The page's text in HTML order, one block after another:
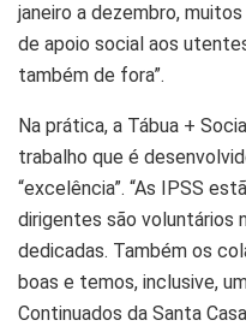
janeiro a dezembro,
de apoio social aos
também de fora”.
Na prática, a Tábua +
trabalho que é
“excelência”. “As IPSS
dirigentes são voluntários
dedicadas. Também os
boas e temos, inclusive,
Continuados da Santa